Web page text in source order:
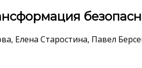
Елена Старостина, Павел